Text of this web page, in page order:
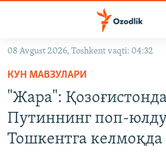
Асосий
навигацияга
ўтинг
Қидиришга
ўтинг
OZODVIDEO
OZODARXIV
На русском
08 Avgust 2026, Toshkent vaqti: 04:32
КУН МАВЗУЛАРИ
"Жара":
Путиннинг поп-
Тошкентга келмоқда